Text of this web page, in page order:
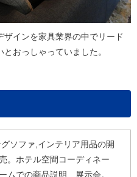
インを家具業界の中でリード
おっしゃっていました。
ソファ,インテリア用品の開
。ホテル空間コーディネー
ムでの商品説明、展示会。